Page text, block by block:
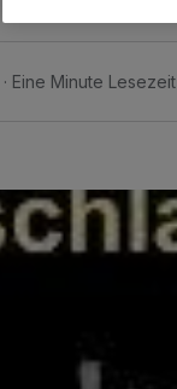
Eine Minute Lesezeit